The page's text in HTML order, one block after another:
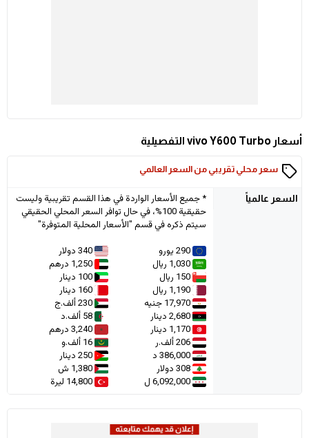
أسعار vivo Y600 Turbo التفصيلية
سعر محلي تقريبي من السعر العالمي
السعر عالمياً
* جميع الأسعار الواردة في هذا القسم تقريبية وليست
حقيقية 100%، في حال توافر السعر المحلي الحقيقي
سيتم ذكره في قسم "الأسعار المحلية المتوفرة"
290 يورو
340 دولار
1,030 ريال
1,250 درهم
150 ريال
100 دينار
1,190 ريال
160 دينار
17,970 جنيه
230 ألف.ج
2,680 دينار
58 ألف.د
1,170 دينار
3,240 درهم
206 ألف.ر
16 ألف.و
386,000 د
250 دينار
308 دولار
1,380 ش
6,092,000 ل
14,800 ليرة